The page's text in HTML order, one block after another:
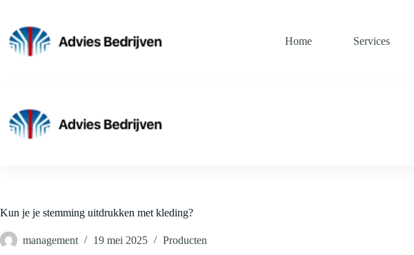
inhoud
Home Services
Kun je je stemming uitdrukken met kleding?
management 19 mei 2025 Producten